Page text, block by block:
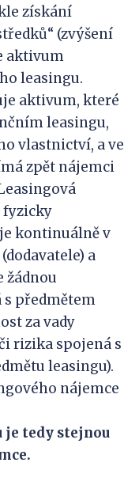
získání
(zvýšení
aktivum
leasingu.
aktivum, které
leasingu,
vlastnictví, a ve
zpět nájemci
fyzicky
kontinuálně v
a
žádnou
s předmětem
za vady
rizika spojená s
leasingu).
nájemce
je tedy stejnou